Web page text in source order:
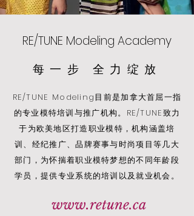
RE/TUNE Modeling Academy
每一步 全力绽放
RE/TUNE Modeling目前是加拿大首屈一指
的专业模特培训与推广机构。RE/TUNE致力
于为欧美地区打造职业模特，机构涵盖培
训、经纪推广、品牌赛事与时尚项目等几大
部门，为怀揣着职业模特梦想的不同年龄段
学员，提供专业系统的培训以及就业机会。
www.retune.ca